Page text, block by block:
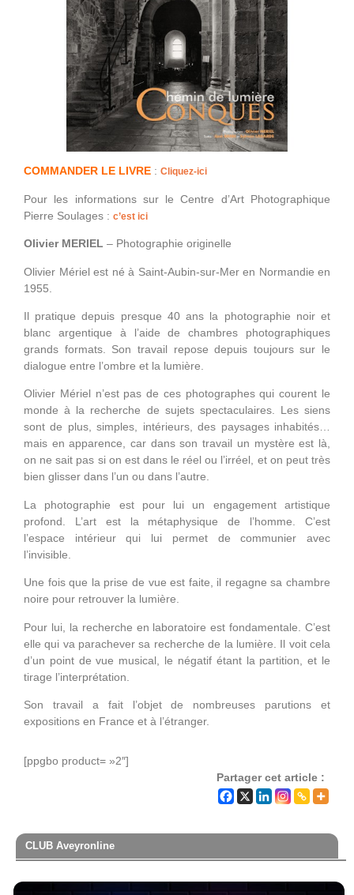
COMMANDER LE LIVRE : Cliquez-ici
Pour les informations sur le Centre d’Art Photographique
Pierre Soulages : c’est ici
Olivier MERIEL – Photographie originelle
Olivier Mériel est né à Saint-Aubin-sur-Mer en Normandie en
1955.
Il pratique depuis presque 40 ans la photographie noir et
blanc argentique à l’aide de chambres photographiques
grands formats. Son travail repose depuis toujours sur le
dialogue entre l’ombre et la lumière.
Olivier Mériel n’est pas de ces photographes qui courent le
monde à la recherche de sujets spectaculaires. Les siens
sont de plus, simples, intérieurs, des paysages inhabités…
mais en apparence, car dans son travail un mystère est là,
on ne sait pas si on est dans le réel ou l’irréel, et on peut très
bien glisser dans l’un ou dans l’autre.
La photographie est pour lui un engagement artistique
profond. L’art est la métaphysique de l’homme. C’est
l’espace intérieur qui lui permet de communier avec
l’invisible.
Une fois que la prise de vue est faite, il regagne sa chambre
noire pour retrouver la lumière.
Pour lui, la recherche en laboratoire est fondamentale. C’est
elle qui va parachever sa recherche de la lumière. Il voit cela
d’un point de vue musical, le négatif étant la partition, et le
tirage l’interprétation.
Son travail a fait l’objet de nombreuses parutions et
expositions en France et à l’étranger.
[ppgbo product= »2″]
Partager cet article :
CLUB Aveyronline